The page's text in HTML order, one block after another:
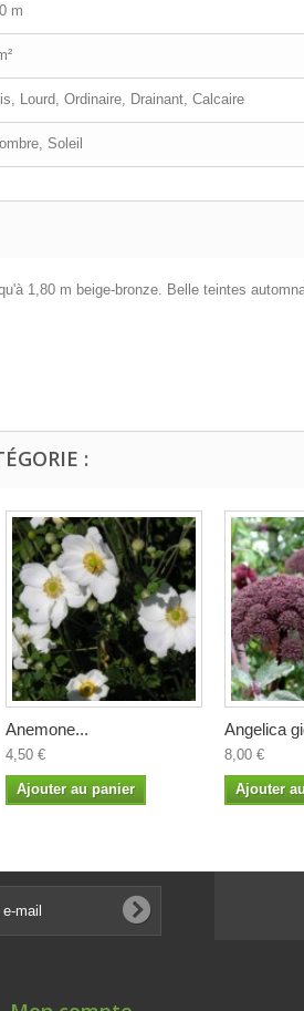
m
Lourd, Ordinaire, Drainant, Calcaire
Soleil
1,80 m beige-bronze. Belle teintes
:
Anemone...
4,50 €
Ajouter au panier
Angelica
8,00 €
Ajouter